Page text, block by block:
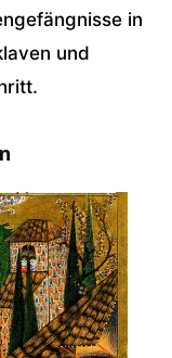
in
und